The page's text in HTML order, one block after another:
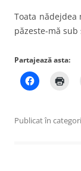
Toata
păzeste-mă
Partajează asta:
Publicat în